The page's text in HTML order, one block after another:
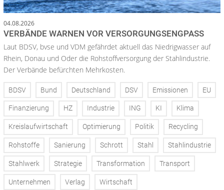
04.08.2026
VERBÄNDE WARNEN VOR VERSORGUNGSENGPASS
Laut BDSV, bvse und VDM gefährdet aktuell das Niedrigwasser auf
Rhein, Donau und Oder die Rohstoffversorgung der Stahlindustrie.
Der Verbände befürchten Mehrkosten.
BDSV Bund Deutschland DSV Emissionen EU
Finanzierung HZ Industrie ING KI Klima
Kreislaufwirtschaft Optimierung Politik Recycling
Rohstoffe Sanierung Schrott Stahl Stahlindustrie
Stahlwerk Strategie Transformation Transport
Unternehmen Verlag Wirtschaft